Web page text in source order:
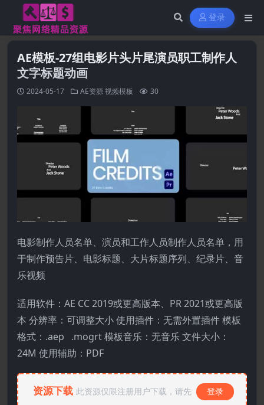
登录
AE模板-27组电影片头片尾演员职工制作人
文字标题动画
2024-05-17 AE资源视频模板 30
电影制作人员名单、演员和工作人员制作人员名单，用
于制作预告片、电影标题、大片标题序列、纪录片、音
乐视频
适用软件：AE CC 2019或更高版本、PR 2021或更高版
本 分辨率：可调整大小 使用插件：无需外置插件 模板
格式：.aep .mogrt 模板音乐：无音乐 文件大小：
24M 使用辅助：PDF
资源下载 此资源仅限注册用户下载，请先 登录